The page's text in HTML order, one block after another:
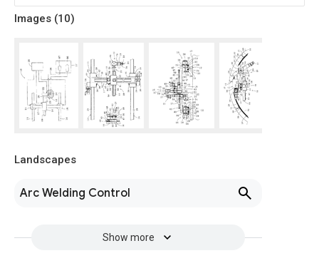
Images (10)
Landscapes
Arc Welding Control
Show more